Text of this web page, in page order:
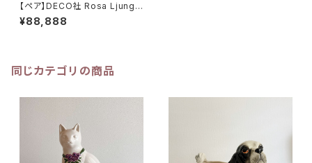
【ペア】DECO社 Rosa Ljung
猫 セット 高さ12cm and 8cm
¥88,888
同じカテゴリの商品